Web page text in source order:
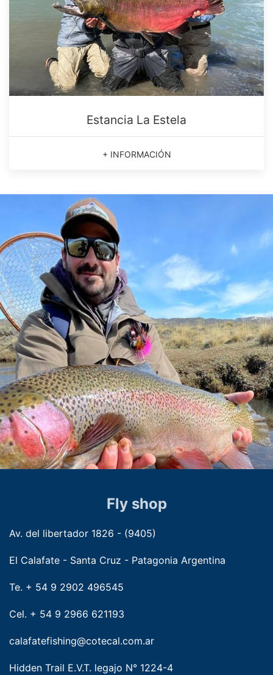
Estancia La Estela
+ INFORMACIÓN
Fly shop
Av. del libertador 1826 - (9405)
El Calafate - Santa Cruz - Patagonia Argentina
Te. + 54 9 2902 496545
Cel. + 54 9 2966 621193
calafatefishing@cotecal.com.ar
Hidden Trail E.V.T. legajo N° 1224-4